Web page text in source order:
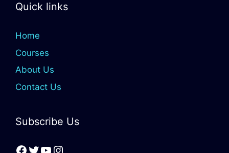
Quick links
Home
Courses
About Us
Contact Us
Subscribe Us